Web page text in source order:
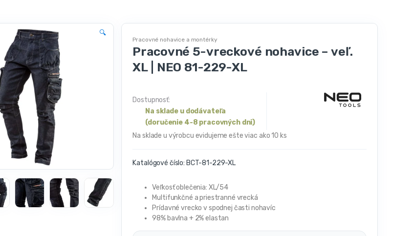
🔍
Pracovné nohavice a montérky
Pracovné 5-vreckové nohavice – veľ.
XL | NEO 81-229-XL
Dostupnosť:
Na sklade u dodávateľa
(doručenie 4-8 pracovných dni)
Na sklade u výrobcu evidujeme ešte viac ako 10 ks
Katalógové číslo: BCT-81-229-XL
Veľkosť oblečenia: XL/54
Multifunkčné a priestranné vrecká
Prídavné vrecko v spodnej časti nohavíc
98% bavlna + 2% elastan